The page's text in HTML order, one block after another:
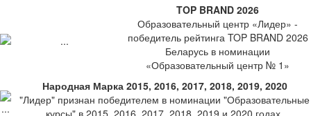
TOP BRAND 2026
Образовательный центр «Лидер» -
победитель рейтинга TOP BRAND 2026
Беларусь в номинации
«Образовательный центр № 1»
Народная Марка 2015, 2016, 2017, 2018, 2019, 2020
"Лидер" признан победителем в номинации "Образовательные
курсы" в 2015, 2016, 2017, 2018, 2019 и 2020 годах.